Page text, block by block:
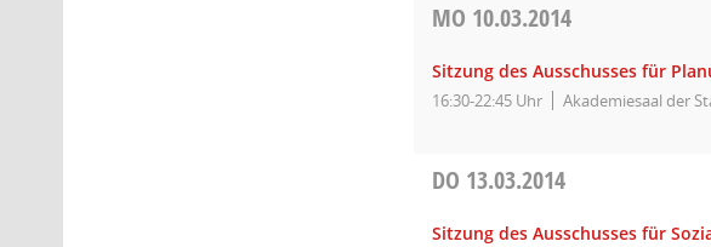
MO 10.03.2014
Sitzung des Ausschusses für
16:30-22:45 Uhr Akademiesaal der
DO 13.03.2014
Sitzung des Ausschusses für